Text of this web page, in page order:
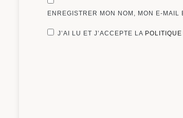
ENREGISTRER MON NOM, MON E-
J’AI LU ET J’ACCEPTE LA